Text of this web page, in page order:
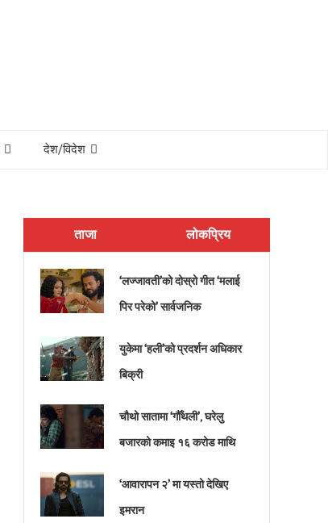
देश/विदेश
ताजा लोकप्रिय
‘लज्जावती’को दोस्रो गीत ‘मलाई
पिर परेको’ सार्वजनिक
युकेमा ‘हली’को प्रदर्शन अधिकार
बिक्री
चौथो सातामा ‘गौँथली’, घरेलु
बजारको कमाइ १६ करोड माथि
‘आवारापन २’ मा यस्तो देखिए
इमरान